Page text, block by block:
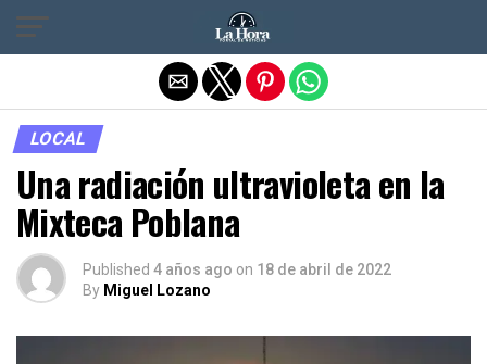
LOCAL
Una radiación ultravioleta en la
Mixteca Poblana
Published 4 años ago on 18 de abril de 2022
By Miguel Lozano
Salir de la versión móvil